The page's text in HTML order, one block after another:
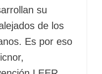
su
de los
Es por eso